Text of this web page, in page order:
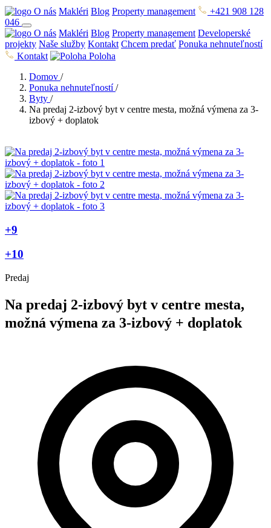
O nás Makléri Blog Property management
+421 908 128
046
O nás Makléri Blog Property management Developerské
projekty Naše služby Kontakt Chcem predať Ponuka nehnuteľností
Kontakt
Poloha
Domov /
Ponuka nehnuteľností /
Byty /
Na predaj 2-izbový byt v centre mesta, možná výmena za 3-
izbový + doplatok
+9
+10
Predaj
Na predaj 2-izbový byt v centre mesta,
možná výmena za 3-izbový + doplatok